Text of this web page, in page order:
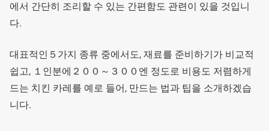
에서 간단히 조리할 수 있는 간편함도 관련이 있을 것입니
다.
대표적인５가지 종류 중에서도, 재료를 준비하기가 비교적
쉽고, １인분에２００～３００엔 정도로 비용도 저렴하게
드는 치킨 카레를 예로 들어, 만드는 법과 팁을 소개하겠습
니다.